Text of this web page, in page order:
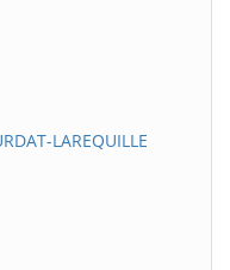
LAREQUILLE